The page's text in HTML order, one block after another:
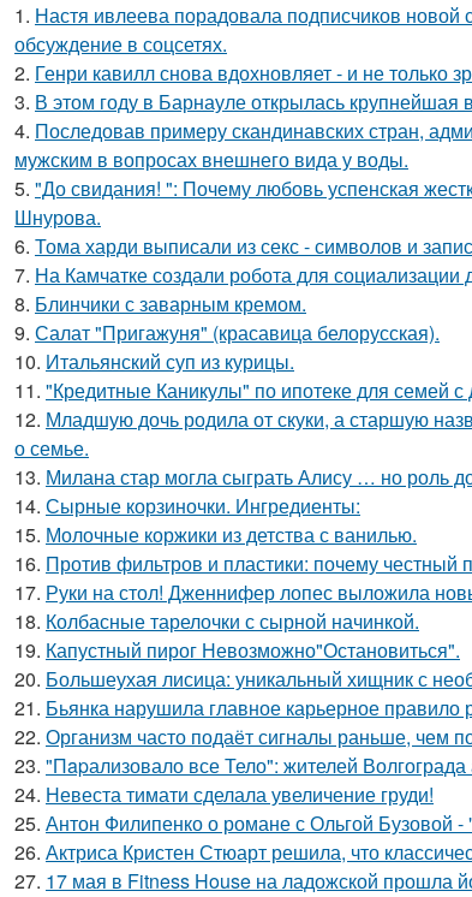
1. Настя ивлеева порадовала подписчиков
обсуждение в соцсетях.
2. Генри кавилл снова вдохновляет - и не только
3. В этом году в Барнауле открылась
4. Последовав примеру скандинавских стран,
мужским в вопросах внешнего вида у воды.
5. "До свидания! ": Почему любовь успенская
Шнурова.
6. Тома харди выписали из секс - символов и
7. На Камчатке создали робота для социализации
8. Блинчики с заварным кремом.
9. Салат "Пригажуня" (красавица белорусская).
10. Итальянский суп из курицы.
11. "Кредитные Каникулы" по ипотеке для семей с
12. Младшую дочь родила от скуки, а старшую
о семье.
13. Милана стар могла сыграть Алису … но роль
14. Сырные корзиночки. Ингредиенты:
15. Молочные коржики из детства с ванилью.
16. Против фильтров и пластики: почему честный
17. Руки на стол! Дженнифер лопес выложила
18. Колбасные тарелочки с сырной начинкой.
19. Капустный пирог Невозможно"Остановиться".
20. Большеухая лисица: уникальный хищник с
21. Бьянка нарушила главное карьерное правило
22. Организм часто подаёт сигналы раньше, чем
23. "Пapализовало все Тело": жителей Волгограда
24. Невеста тимати сделала увеличение груди!
25. Антон Филипенко о романе с Ольгой Бузовой
26. Актриса Кристен Стюарт решила, что
27. 17 мая в Fitness House на ладожской прошла